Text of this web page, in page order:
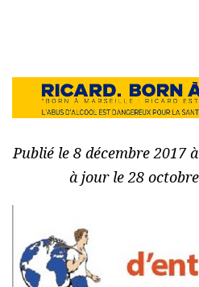
Publié le 8 décembre 2017
à jour le 28